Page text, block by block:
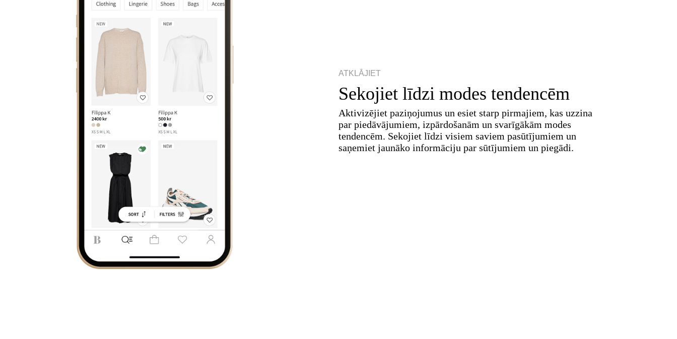
ATKLĀJIET
Sekojiet līdzi modes tendencēm
Aktivizējiet paziņojumus un esiet starp pirmajiem, kas uzzina
par piedāvājumiem, izpārdošanām un svarīgākām modes
tendencēm. Sekojiet līdzi visiem saviem pasūtījumiem un
saņemiet jaunāko informāciju par sūtījumiem un piegādi.